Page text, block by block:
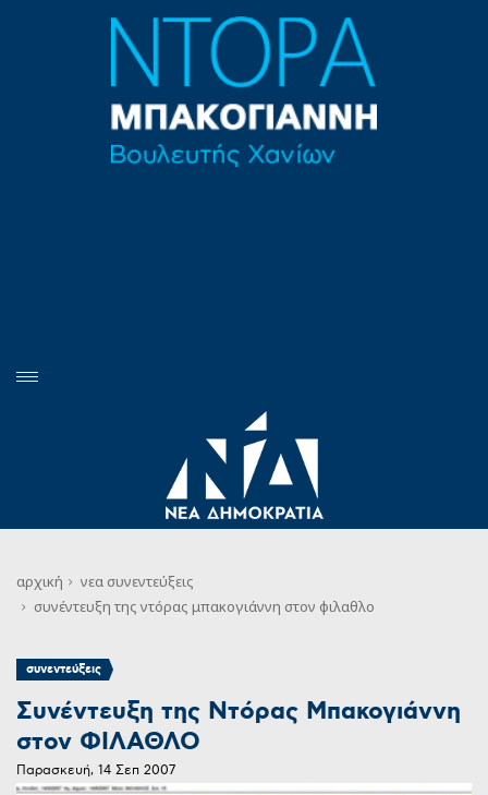
αρχική νεα συνεντεύξεις
συνέντευξη της ντόρας μπακογιάννη στον φιλαθλο
συνεντεύξεις
Συνέντευξη της Ντόρας Μπακογιάννη
στον ΦΙΛΑΘΛΟ
Παρασκευή, 14 Σεπ 2007